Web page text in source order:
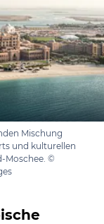
Mischung
und kulturellen
Moschee. ©